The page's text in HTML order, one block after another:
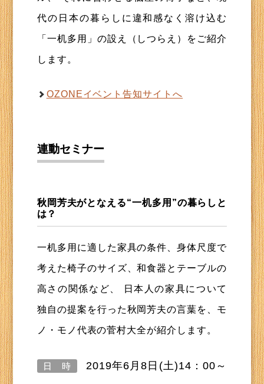
代の日本の暮らしに違和感なく溶け込む
「一机多用」の設え（しつらえ）をご紹介
します。
OZONEイベント告知サイトへ
連動セミナー
秋岡芳夫がとなえる“一机多用”の暮らしと
は？
一机多用に適した家具の条件、身体尺度で
考えた椅子のサイズ、和食器とテーブルの
高さの関係など、 日本人の家具について
独自の提案を行った秋岡芳夫の言葉を、モ
ノ・モノ代表の菅村大全が紹介します。
日 時
2019年6月8日(土)14：00～